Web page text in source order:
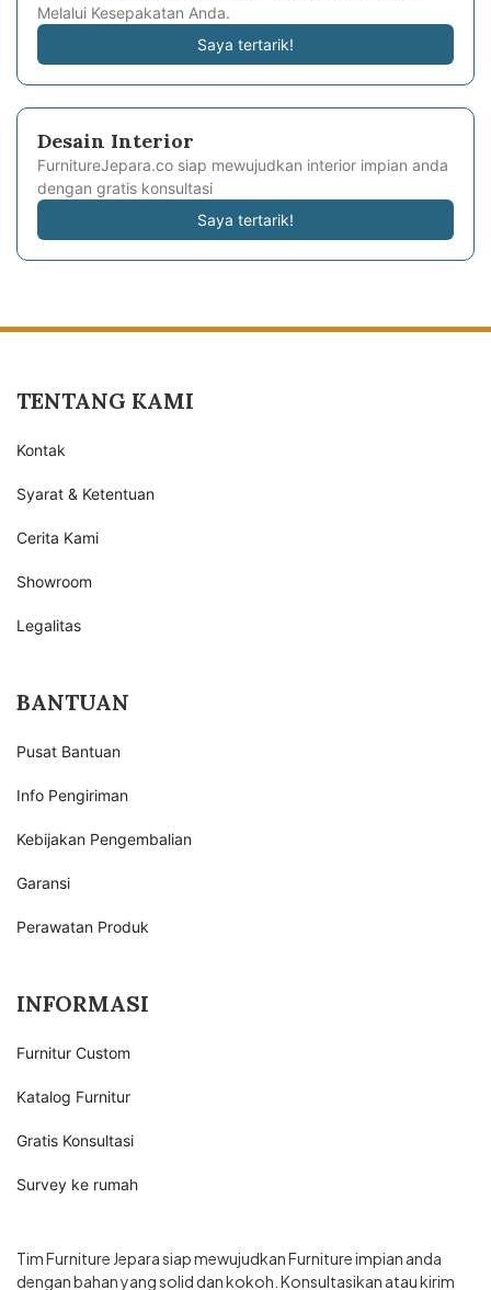
Melalui Kesepakatan Anda.
Saya tertarik!
Desain Interior
FurnitureJepara.co siap mewujudkan interior impian anda
dengan gratis konsultasi
Saya tertarik!
TENTANG KAMI
Kontak
Syarat & Ketentuan
Cerita Kami
Showroom
Legalitas
BANTUAN
Pusat Bantuan
Info Pengiriman
Kebijakan Pengembalian
Garansi
Perawatan Produk
INFORMASI
Furnitur Custom
Katalog Furnitur
Gratis Konsultasi
Survey ke rumah
Tim Furniture Jepara siap mewujudkan Furniture impian anda
dengan bahan yang solid dan kokoh. Konsultasikan atau kirim